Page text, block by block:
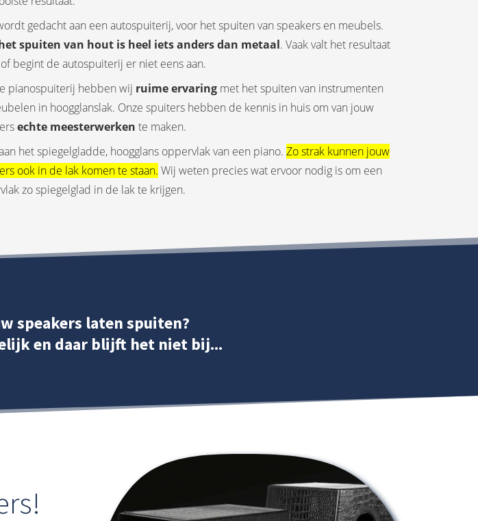
gedacht aan een autospuiterij, voor het spuiten van speakers en meubels.
spuiten van hout is heel iets anders dan metaal. Vaak valt het resultaat
begint de autospuiterij er niet eens aan.
pianospuiterij hebben wij ruime ervaring met het spuiten van instrumenten
in hoogglanslak. Onze spuiters hebben de kennis in huis om van jouw
echte meesterwerken te maken.
het spiegelgladde, hoogglans oppervlak van een piano. Zo strak kunnen jouw
ook in de lak komen te staan. Wij weten precies wat ervoor nodig is om een
zo spiegelglad in de lak te krijgen.
speakers laten spuiten?
en daar blijft het niet bij...